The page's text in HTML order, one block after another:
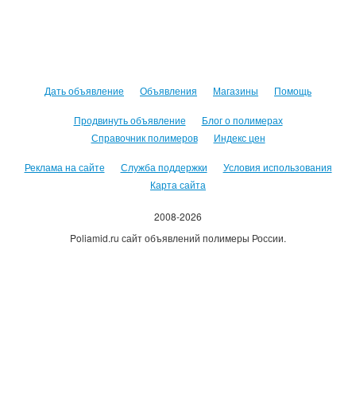
Дать объявление Объявления Магазины Помощь
Продвинуть объявление
Блог о полимерах
Справочник полимеров
Индекс цен
Реклама на сайте Служба поддержки
Условия использования
Карта сайта
2008-2026
Poliamid.ru сайт объявлений полимеры России.